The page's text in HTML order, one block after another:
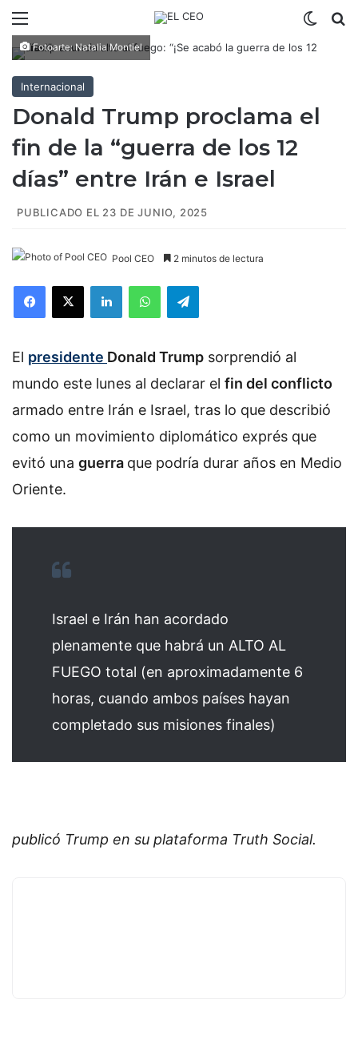
Fotoarte: Natalia Montiel
Internacional
Donald Trump proclama el
fin de la “guerra de los 12
días” entre Irán e Israel
PUBLICADO EL 23 DE JUNIO, 2025
Pool CEO 2 minutos de lectura
El presidente Donald Trump sorprendió al
mundo este lunes al declarar el fin del conflicto
armado entre Irán e Israel, tras lo que describió
como un movimiento diplomático exprés que
evitó una guerra que podría durar años en Medio
Oriente.
Israel e Irán han acordado
plenamente que habrá un ALTO AL
FUEGO total (en aproximadamente 6
horas, cuando ambos países hayan
completado sus misiones finales)
publicó Trump en su plataforma Truth Social.